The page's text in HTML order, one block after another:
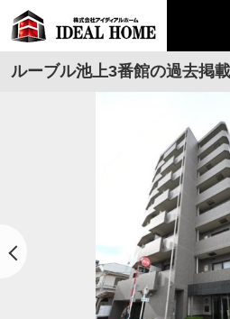
ルーブル池上3番館の過去掲